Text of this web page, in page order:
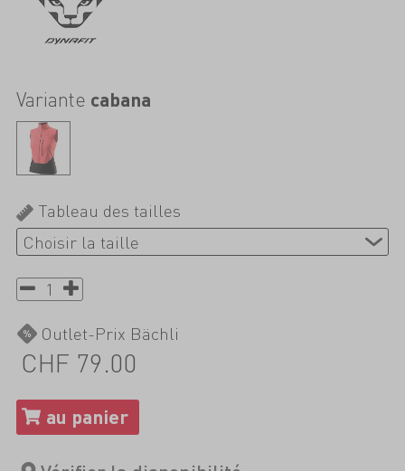
Variante cabana
Tableau des tailles
Outlet-Prix Bächli
CHF 79.00